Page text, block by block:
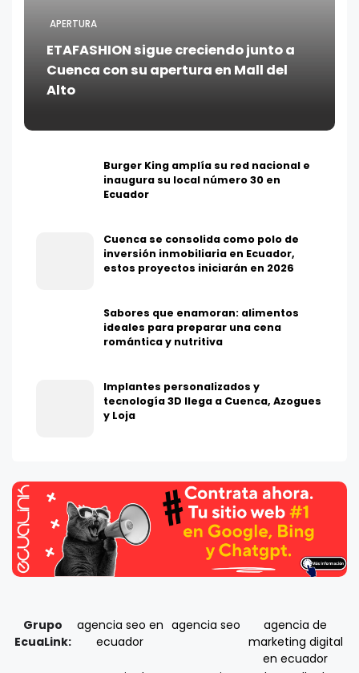
APERTURA
ETAFASHION sigue creciendo junto a
Cuenca con su apertura en Mall del
Alto
Burger King amplía su red nacional e
inaugura su local número 30 en
Ecuador
Cuenca se consolida como polo de
inversión inmobiliaria en Ecuador,
estos proyectos iniciarán en 2026
Sabores que enamoran: alimentos
ideales para preparar una cena
romántica y nutritiva
Implantes personalizados y
tecnología 3D llega a Cuenca, Azogues
y Loja
Grupo
EcuaLink:
agencia seo en
ecuador
agencia seo
agencia de
marketing digital
en ecuador